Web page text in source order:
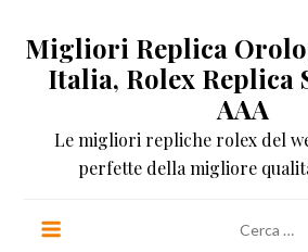
contenuto
Migliori Replica
Italia, Rolex Replica
AAA
Le migliori repliche rolex del
perfette della migliore
per: